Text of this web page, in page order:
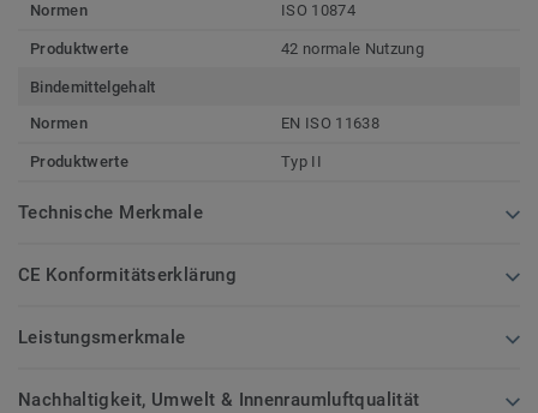
Normen
ISO 10874
Produktwerte 42 normale Nutzung
Bindemittelgehalt
Normen
EN ISO 11638
Produktwerte Typ II
Technische Merkmale
CE Konformitätserklärung
Leistungsmerkmale
Nachhaltigkeit, Umwelt & Innenraumluftqualität